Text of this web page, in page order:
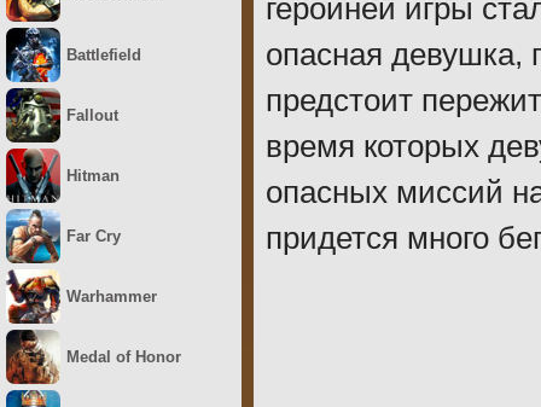
героиней игры
опасная девушка,
предстоит
время которых
опасных миссий
придется много
Battlefield
Fallout
Hitman
Far Cry
Warhammer
Medal of Honor